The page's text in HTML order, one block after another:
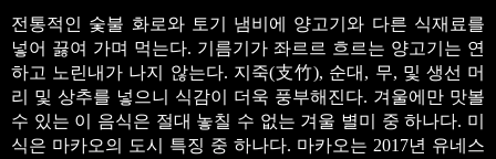
전통적인 숯불 화로와 토기 냄비에 양고기와 다른 식재료를
넣어 끓여 가며 먹는다. 기름기가 좌르르 흐르는 양고기는 연
하고 노린내가 나지 않는다. 지죽(支竹), 순대, 무, 및 생선 머
리 및 상추를 넣으니 식감이 더욱 풍부해진다. 겨울에만 맛볼
수 있는 이 음식은 절대 놓칠 수 없는 겨울 별미 중 하나다. 미
식은 마카오의 도시 특징 중 하나다. 마카오는 2017년 유네스